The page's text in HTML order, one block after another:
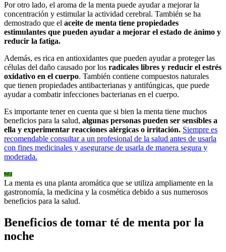
Por otro lado, el aroma de la menta puede ayudar a mejorar la
concentración y estimular la actividad cerebral. También se ha
demostrado que el aceite de menta tiene propiedades
estimulantes que pueden ayudar a mejorar el estado de ánimo y
reducir la fatiga.
Además, es rica en antioxidantes que pueden ayudar a proteger las
células del daño causado por los radicales libres y reducir el estrés
oxidativo en el cuerpo. También contiene compuestos naturales
que tienen propiedades antibacterianas y antifúngicas, que puede
ayudar a combatir infecciones bacterianas en el cuerpo.
Es importante tener en cuenta que si bien la menta tiene muchos
beneficios para la salud, algunas personas pueden ser sensibles a
ella y experimentar reacciones alérgicas o irritación. Siempre es
recomendable consultar a un profesional de la salud antes de usarla
con fines medicinales y asegurarse de usarla de manera segura y
moderada.
La menta es una planta aromática que se utiliza ampliamente en la
gastronomía, la medicina y la cosmética debido a sus numerosos
beneficios para la salud.
Beneficios de tomar té de menta por la
noche